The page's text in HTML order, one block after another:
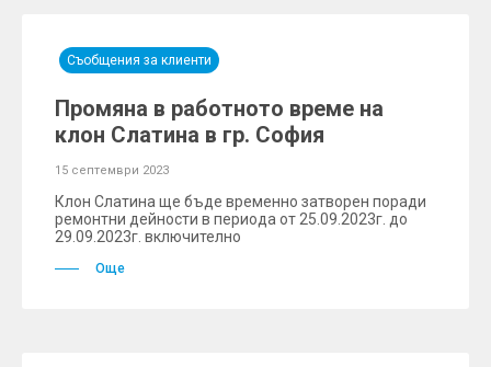
Съобщения за клиенти
Промяна в работното време на
клон Слатина в гр. София
15 септември 2023
Клон Слатина ще бъде временно затворен поради
ремонтни дейности в периода от 25.09.2023г. до
29.09.2023г. включително
Още